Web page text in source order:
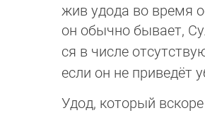
жив удода во время
он обычно бывает,
ся в числе
если он не приведёт
Удод, который